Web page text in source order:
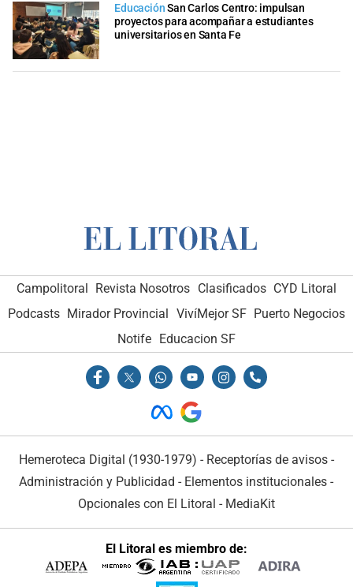
EducaciónSan Carlos Centro: impulsan
proyectos para acompañar a estudiantes
universitarios en Santa Fe
Campolitoral Revista Nosotros Clasificados CYD Litoral
Podcasts Mirador Provincial VivíMejor SF Puerto Negocios
Notife Educacion SF
Hemeroteca Digital (1930-1979) - Receptorías de avisos -
Administración y Publicidad - Elementos institucionales -
Opcionales con El Litoral - MediaKit
El Litoral es miembro de: